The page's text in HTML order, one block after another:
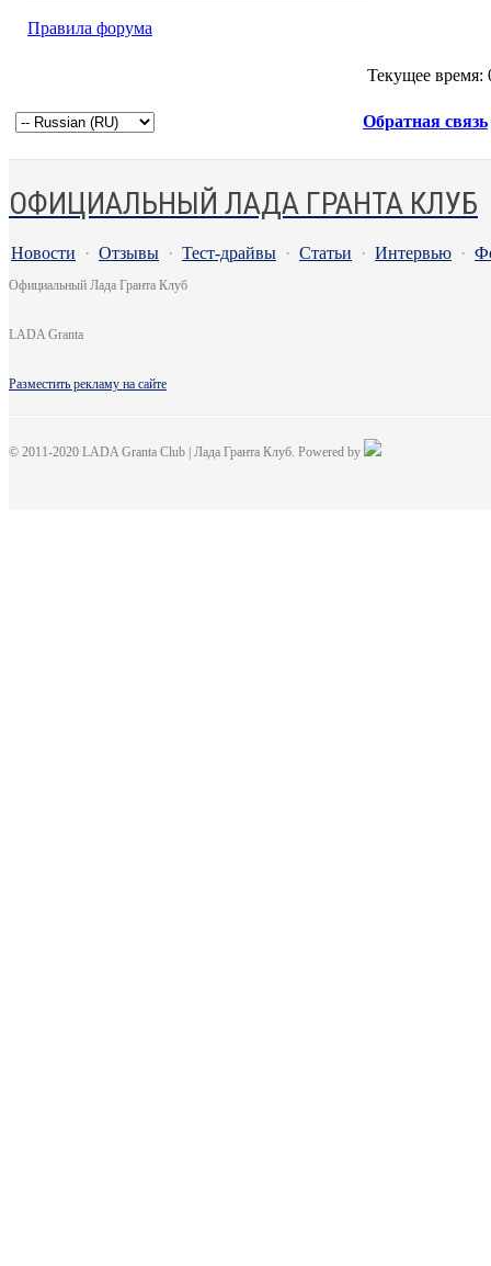
Правила форума
Текущее время:
Обратная связь
ОФИЦИАЛЬНЫЙ ЛАДА ГРАНТА КЛУБ
Новости · Отзывы · Тест-драйвы · Статьи · Интервью ·
Официальный Лада Гранта Клуб
LADA Granta
Разместить рекламу на сайте
© 2011-2020 LADA Granta Club | Лада Гранта Клуб. Powered by